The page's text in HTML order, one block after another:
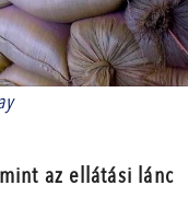
az ellátási lánc